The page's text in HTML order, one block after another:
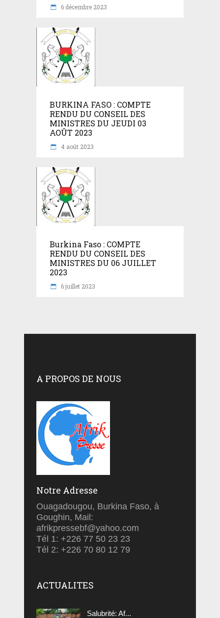
6 décembre 2023
BURKINA FASO : COMPTE
RENDU DU CONSEIL DES
MINISTRES DU JEUDI 03
AOÛT 2023
4 août 2023
Burkina Faso : COMPTE
RENDU DU CONSEIL DES
MINISTRES DU 06 JUILLET
2023
6 juillet 2023
A PROPOS DE NOUS
Notre Adresse
Ouagadougou, Burkina Faso, à
Goughin, Mail:
afrikpressebf@yahoo.com
Tél 1: +226 77 50 23 23
Tél 2: +226 70 80 12 79
ACTUALITES
Salubrité: Af...